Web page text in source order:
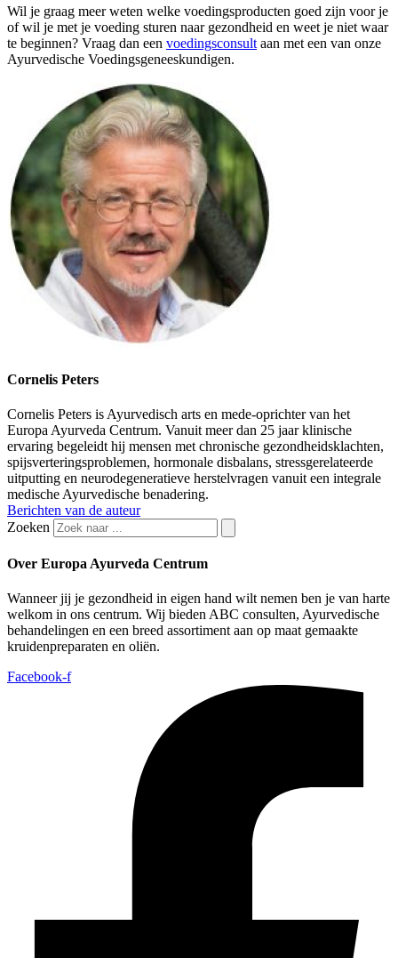
Wil je graag meer weten welke voedingsproducten goed zijn voor je
of wil je met je voeding sturen naar gezondheid en weet je niet waar
te beginnen? Vraag dan een voedingsconsultaan met een van onze
Ayurvedische Voedingsgeneeskundigen.
Cornelis Peters
Cornelis Peters is Ayurvedisch arts en mede-oprichter van het
Europa Ayurveda Centrum. Vanuit meer dan 25 jaar klinische
ervaring begeleidt hij mensen met chronische gezondheidsklachten,
spijsverteringsproblemen, hormonale disbalans, stressgerelateerde
uitputting en neurodegeneratieve herstelvragen vanuit een integrale
medische Ayurvedische benadering.
Berichten van de auteur
Zoeken
Over Europa Ayurveda Centrum
Wanneer jij je gezondheid in eigen hand wilt nemen ben je van harte
welkom in ons centrum. Wij bieden ABC consulten, Ayurvedische
behandelingen en een breed assortiment aan op maat gemaakte
kruidenpreparaten en oliën.
Facebook-f